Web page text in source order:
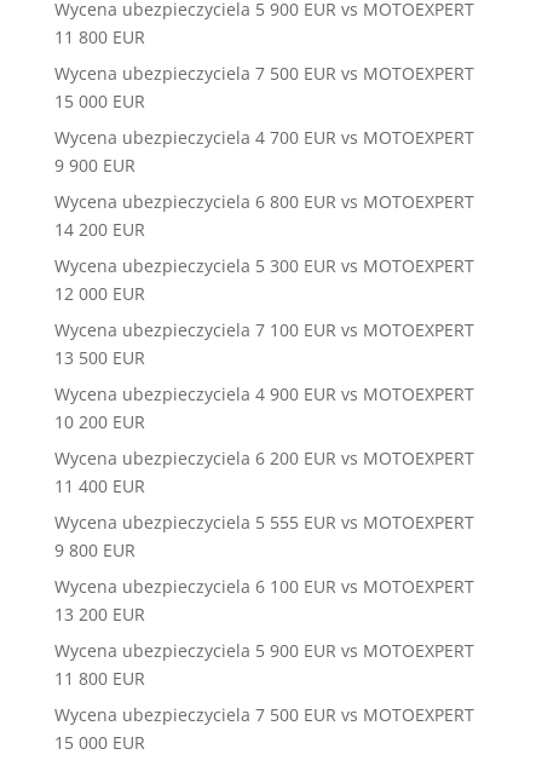
Wycena ubezpieczyciela 5 900 EUR vs MOTOEXPERT
11 800 EUR
Wycena ubezpieczyciela 7 500 EUR vs MOTOEXPERT
15 000 EUR
Wycena ubezpieczyciela 4 700 EUR vs MOTOEXPERT
9 900 EUR
Wycena ubezpieczyciela 6 800 EUR vs MOTOEXPERT
14 200 EUR
Wycena ubezpieczyciela 5 300 EUR vs MOTOEXPERT
12 000 EUR
Wycena ubezpieczyciela 7 100 EUR vs MOTOEXPERT
13 500 EUR
Wycena ubezpieczyciela 4 900 EUR vs MOTOEXPERT
10 200 EUR
Wycena ubezpieczyciela 6 200 EUR vs MOTOEXPERT
11 400 EUR
Wycena ubezpieczyciela 5 555 EUR vs MOTOEXPERT
9 800 EUR
Wycena ubezpieczyciela 6 100 EUR vs MOTOEXPERT
13 200 EUR
Wycena ubezpieczyciela 5 900 EUR vs MOTOEXPERT
11 800 EUR
Wycena ubezpieczyciela 7 500 EUR vs MOTOEXPERT
15 000 EUR